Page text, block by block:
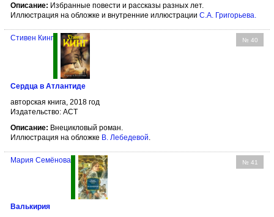
Описание: Избранные повести и рассказы разных лет.
Иллюстрация на обложке и внутренние иллюстрации С.А. Григорьева
№ 40
Стивен Кинг
Сердца в Атлантиде
авторская книга, 2018 год
Издательство: АСТ
Описание: Внецикловый роман.
Иллюстрация на обложке В. Лебедевой
№ 41
Мария Семёнова
Валькирия